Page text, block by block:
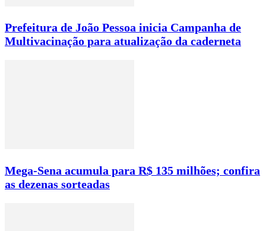
Prefeitura de João Pessoa inicia Campanha de
Multivacinação para atualização da caderneta
Mega-Sena acumula para R$ 135 milhões; confira
as dezenas sorteadas